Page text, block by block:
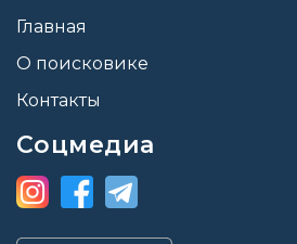
Главная
О поисковике
Контакты
Соцмедиа